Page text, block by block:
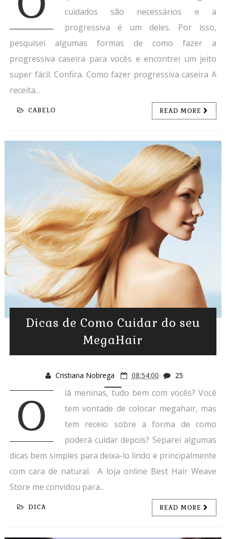
cuidados são necessários e a
progressiva é um deles. Por isso,
pesquisei algumas formas de como fazer a
progressiva caseira para vocês e encontrei um jeito
super fácil. Confira. Como fazer progressiva caseira A
receita...
CABELO READ MORE
Dicas de Como Cuidar do seu
MegaHair
Cristiana Nobrega 08:54:00 25
O
lá meninas, tudo bem com vocês? Você
tem vontade de colocar megahair, mas
tem receio sobre a forma de como
poderá cuidar depois? Separei algumas
dicas bem simples para deixa-lo lindo e principalmente
com cara de natural. A loja online Best Hair Weave
Store me convidou para...
DICA READ MORE